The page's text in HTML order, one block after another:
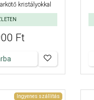
kristályokkal
Ft
Ingyenes szállítás